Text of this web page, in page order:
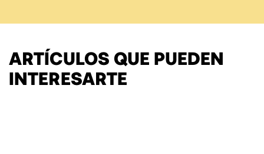
ARTÍCULOS QUE PUEDEN
INTERESARTE